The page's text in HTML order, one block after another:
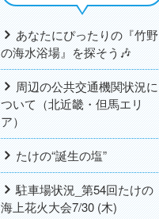
あなたにぴったりの『竹野
の海水浴場』を探そう🎶
周辺の公共交通機関状況に
ついて（北近畿・但馬エリ
ア）
たけの“誕生の塩”
駐車場状況_第54回たけの
海上花火大会7/30 (木)